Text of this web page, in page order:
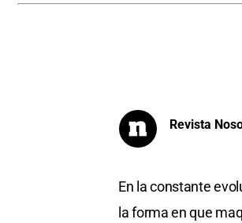
Revista
En la constante
la forma en que